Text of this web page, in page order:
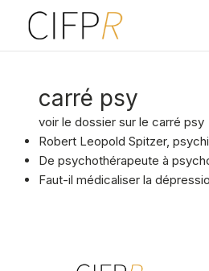
carré psy
voir le dossier sur le carré psy
Robert Leopold Spitzer,
De psychothérapeute à
Faut-il médicaliser la